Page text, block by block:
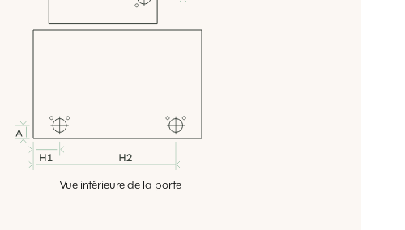
Vue intérieure de la porte